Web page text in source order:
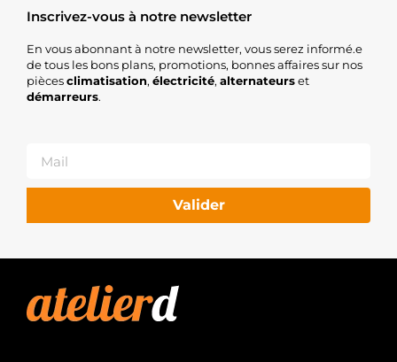
Inscrivez-vous à notre newsletter
En vous abonnant à notre newsletter, vous serez informé.e
de tous les bons plans, promotions, bonnes affaires sur nos
piècesclimatisation, électricité, alternateurset
démarreurs.
Valider